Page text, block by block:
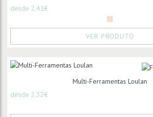
desde 2,41€
VER PRODUTO
Multi-Ferramentas Loulan
desde 2,32€